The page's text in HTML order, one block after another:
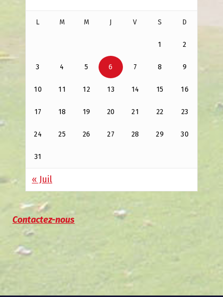
L M M J V S D
1 2
3 4 5 6 7 8 9
10 11 12 13 14 15 16
17 18 19 20 21 22 23
24 25 26 27 28 29 30
31
« Juil
Contactez-nous